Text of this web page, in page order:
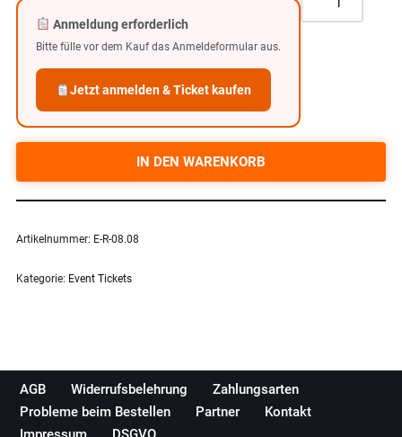
Anmeldung erforderlich
Bitte fülle vor dem Kauf das Anmeldeformular aus.
Jetzt anmelden & Ticket kaufen
IN DEN WARENKORB
Artikelnummer: E-R-08.08
Kategorie: Event Tickets
AGB Widerrufsbelehrung
Zahlungsarten
Probleme beim Bestellen
Partner
Kontakt